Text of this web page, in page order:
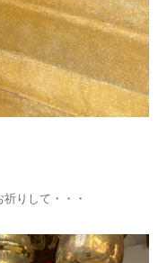
りして・・・